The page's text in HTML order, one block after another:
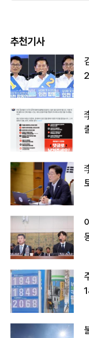
추천기사